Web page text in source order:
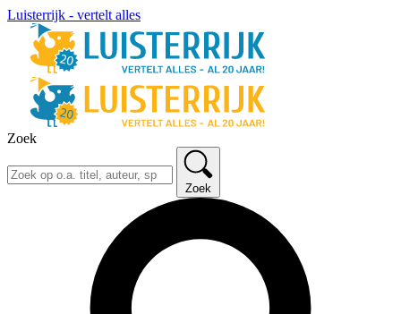
Luisterrijk - vertelt alles
Zoek
Zoek